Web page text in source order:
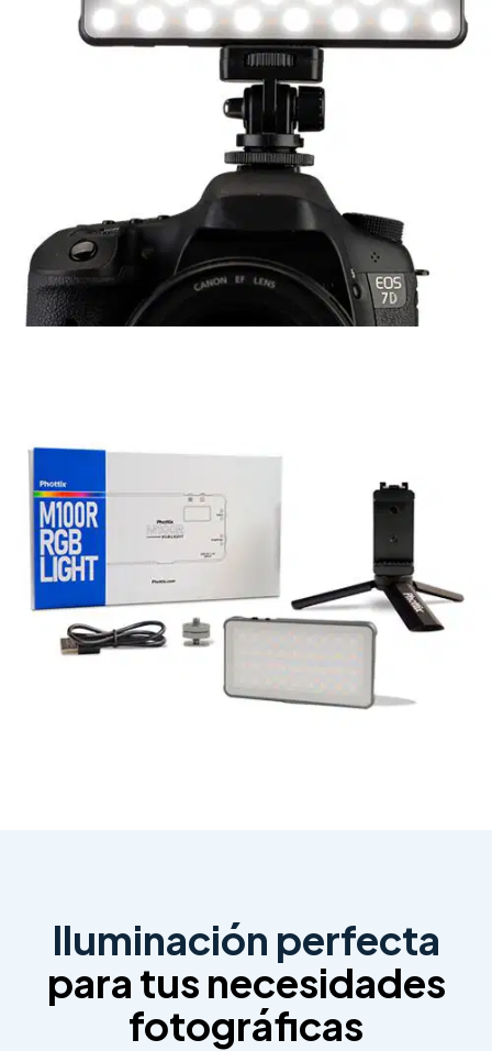
Iluminación perfecta
para tus necesidades
fotográficas